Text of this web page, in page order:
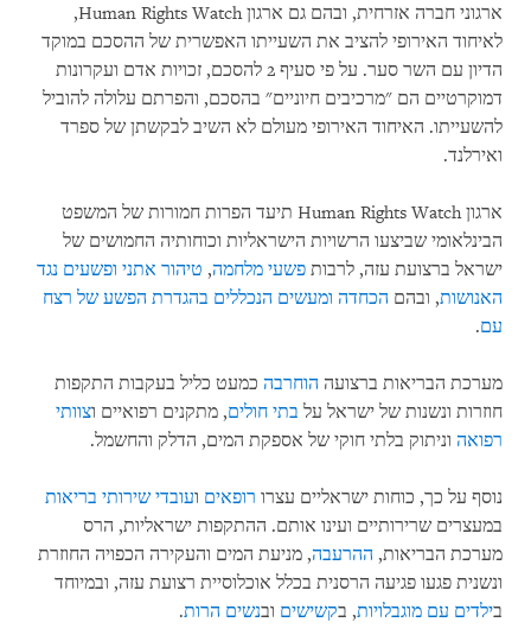
ארגוני חברה אזרחית, ובהם גם ארגון Human Rights Watch,
לאיחוד האירופי להציב את השעייתו האפשרית של ההסכם במוקד
הדיון עם השר סער. על פי סעיף 2 להסכם, זכויות אדם ועקרונות
דמוקרטיים הם "מרכיבים חיוניים" בהסכם, והפרתם עלולה להוביל
להשעייתו. האיחוד האירופי מעולם לא השיב לבקשתן של ספרד
ואירלנד.
ארגון Human Rights Watch תיעד הפרות חמורות של המשפט
הבינלאומי שביצעו הרשויות הישראליות וכוחותיה החמושים של
ישראל ברצועת עזה, לרבות פשעי מלחמה, טיהור אתני ופשעים נגד
האנושות, ובהם הכחדה ומעשים הנכללים בהגדרת הפשע של רצח
עם.
מערכת הבריאות ברצועה הוחרבה כמעט כליל בעקבות התקפות
חוזרות ונשנות של ישראל על בתי חולים, מתקנים רפואיים וצוותי
רפואה וניתוק בלתי חוקי של אספקת המים, הדלק והחשמל.
נוסף על כך, כוחות ישראליים עצרו רופאים ועובדי שירותי בריאות
במעצרים שרירותיים ועינו אותם. ההתקפות ישראליות, הרס
מערכת הבריאות, ההרעבה, מניעת המים והעקירה הכפויה החוזרת
ונשנית פגעו פגיעה הרסנית בכלל אוכלוסיית רצועת עזה, ובמיוחד
בילדים עם מוגבלויות, בקשישים ובנשים הרות.